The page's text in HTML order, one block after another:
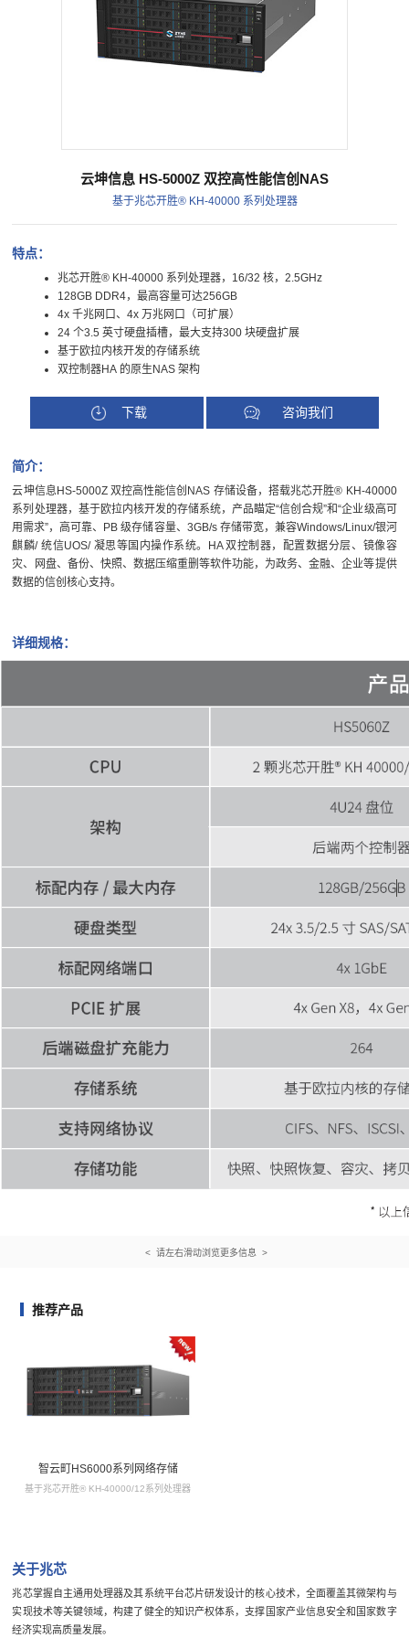
云坤信息 HS-5000Z 双控高性能信创NAS
基于兆芯开胜® KH-40000 系列处理器
特点：
兆芯开胜® KH-40000 系列处理器，16/32 核，2.5GHz
128GB DDR4，最高容量可达256GB
4x 千兆网口、4x 万兆网口（可扩展）
24 个3.5 英寸硬盘插槽，最大支持300 块硬盘扩展
基于欧拉内核开发的存储系统
双控制器HA 的原生NAS 架构
下载 咨询我们
简介：
云坤信息HS-5000Z 双控高性能信创NAS 存储设备，搭载兆芯开胜® KH-40000
系列处理器，基于欧拉内核开发的存储系统，产品瞄定“信创合规”和“企业级高可
用需求”，高可靠、PB 级存储容量、3GB/s 存储带宽，兼容Windows/Linux/银河
麒麟/ 统信UOS/ 凝思等国内操作系统。HA 双控制器，配置数据分层、镜像容
灾、网盘、备份、快照、数据压缩重删等软件功能，为政务、金融、企业等提供
数据的信创核心支持。
详细规格：
< 请左右滑动浏览更多信息 >
推荐产品
智云町HS6000系列网络存储
基于兆芯开胜® KH-40000/12系列处理器
关于兆芯
兆芯掌握自主通用处理器及其系统平台芯片研发设计的核心技术，全面覆盖其微架构与
实现技术等关键领域，构建了健全的知识产权体系，支撑国家产业信息安全和国家数字
经济实现高质量发展。